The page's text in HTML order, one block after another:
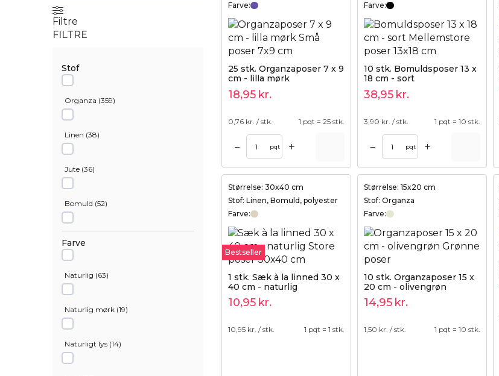
Filtre
FILTRE
Stof
Organza (359)
Linen (38)
Jute (36)
Bomuld (52)
Satin
Velour (85)
Bomuld, polyester
Metallic (18 )
Farve
Naturlig (63)
Naturlig mørk (19)
Naturligt lys (14)
Farve:
25 stk. Organzaposer 7 x 9
cm - lilla mørk
18,95 kr.
0,76 kr. / stk. 1 pqt = 25 stk.
– pqt +
Farve:
10 stk. Bomuldsposer 13 x
18 cm - sort
38,95 kr.
3,90 kr. / stk. 1 pqt = 10 stk.
– pqt +
Tilføj til kurv Tilføj til kurv
Størrelse: 30x40 cm
Stof: Linen, Bomuld, polyester
Farve:
Bestseller
1 stk. Sæk à la linned 30 x
40 cm - naturlig
10,95 kr.
10,95 kr. / stk. 1 pqt = 1 stk.
Størrelse: 15x20 cm
Stof: Organza
Farve:
10 stk. Organzaposer 15 x
20 cm - olivengrøn
14,95 kr.
1,50 kr. / stk. 1 pqt = 10 stk.